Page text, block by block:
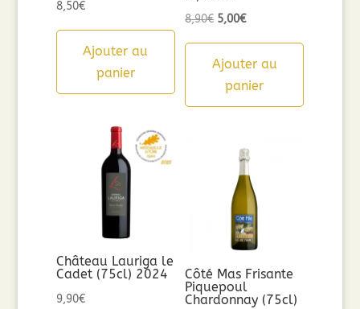
8,50€
Ajouter au
panier
8,90€ Le
initial
était :
5,00€Le
actuel
est :
Ajouter au
panier
Château Lauriga le
Cadet (75cl) 2024
9,90€
Côté Mas Frisante
Piquepoul
Chardonnay (75cl)